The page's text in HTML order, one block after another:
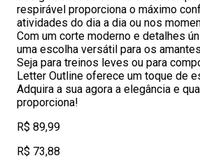
respirável proporciona o máximo
atividades do dia a dia ou nos
Com um corte moderno e detalhes
uma escolha versátil para os
Seja para treinos leves ou para
Letter Outline oferece um toque de
Adquira a sua agora a elegância e
proporciona!
R$ 89,99
R$ 73,88